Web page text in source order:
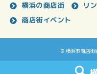
横浜の商店街
商店街イベント
リ
© 横浜市商店街